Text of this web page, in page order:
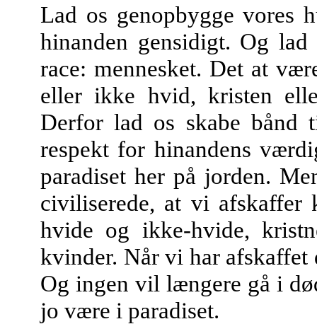
Lad os genopbygge vores
hinanden gensidigt. Og
race: mennesket. Det at
eller ikke hvid, kristen
Derfor lad os skabe bånd
respekt for hinandens
paradiset her på jorden.
civiliserede, at vi afskaffer
hvide og ikke-hvide,
kvinder. Når vi har
Og ingen vil længere gå i
jo være i paradiset.